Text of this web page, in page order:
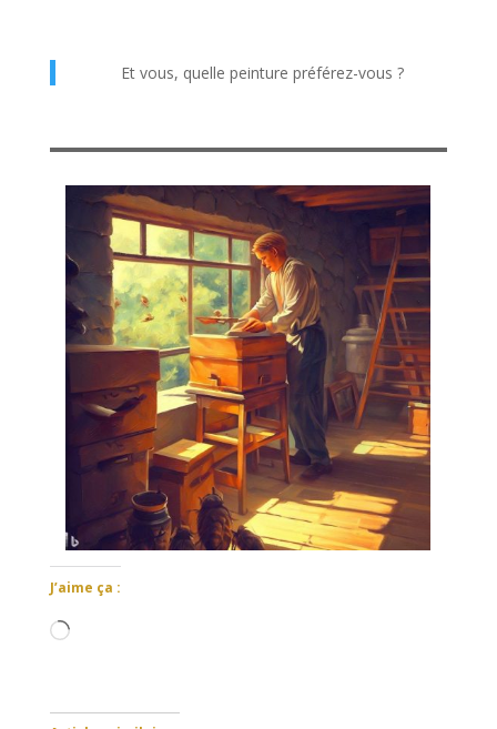
Et vous, quelle peinture préférez-vous ?
J’aime ça :
Chargement…